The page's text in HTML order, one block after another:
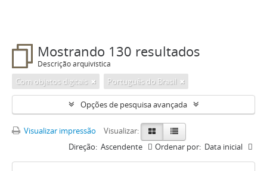
Mostrando 130 resultados
Descrição arquivística
Com objetos digitais Português do Brasil
Opções de pesquisa avançada
Visualizar impressão
Visualizar:
Ordenar por: Data inicial
Direção: Ascendente